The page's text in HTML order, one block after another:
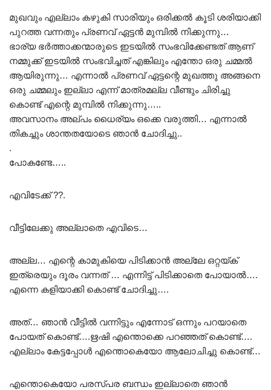
മുഖവും എല്ലാം കഴുകി സാരിയും ഒരിക്കൽ കൂടി ശരിയാക്കി
പുറത്ത വന്നതും പ്രണവ് ഏട്ടൻ മുമ്പിൽ നിക്കുന്നു…
ഭാര്യ ഭർത്താക്കന്മാരുടെ ഇടയിൽ സംഭവിക്കേണ്ടത് ആണ്
നമ്മുക്ക് ഇടയിൽ സംഭവിച്ചത് എങ്കിലും എന്തോ ഒരു ചമ്മൽ
ആയിരുന്നു… എന്നാൽ പ്രണവ് ഏട്ടന്റെ മുഖത്തു അങ്ങനെ
ഒരു ചമ്മലും ഇല്ലാ എന്ന് മാത്രമല്ല വീണ്ടും ചിരിച്ചു
കൊണ്ട് എന്റെ മുമ്പിൽ നിക്കുന്നു…..
അവസാനം അല്പം ധൈര്യം ഒക്കെ വരുത്തി… എന്നാൽ
തികച്ചും ശാന്തതയോടെ ഞാൻ ചോദിച്ചു..
.
പോകണ്ടേ…..
എവിടേക്ക് ??.
വീട്ടിലേക്കു അല്ലാതെ എവിടെ…
അല്ല… എന്റെ കാമുകിയെ പിടിക്കാൻ അല്ലേ ഒറ്റയ്ക്
ഇത്രെയും ദൂരം വന്നത് … എന്നിട്ട് പിടിക്കാതെ പോയാൽ….
എന്നെ കളിയാക്കി കൊണ്ട് ചോദിച്ചു….
അത്… ഞാൻ വീട്ടിൽ വന്നിട്ടും എന്നോട് ഒന്നും പറയാതെ
പോയത് കൊണ്ട്….ഋഷി എന്തൊക്കെ പറഞ്ഞത് കൊണ്ട്….
എല്ലാം കേട്ടപ്പോൾ എന്തൊകെയോ ആലോചിച്ചു കൊണ്ട്…
എന്തൊകെയോ പരസ്പര ബന്ധം ഇല്ലാതെ ഞാൻ